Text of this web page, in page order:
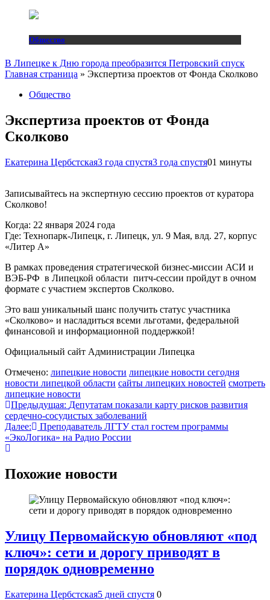
Общество
В Липецке к Дню города преобразится Петровский спуск
Главная страница » Экспертиза проектов от Фонда Сколково
Общество
Экспертиза проектов от Фонда
Сколково
Екатерина Цербстская3 года спустя3 года спустя01 минуты
Записывайтесь на экспертную сессию проектов от куратора
Сколково!
Когда: 22 января 2024 года
Где: Технопарк-Липецк, г. Липецк, ул. 9 Мая, влд. 27, корпус
«Литер А»
В рамках проведения стратегической бизнес-миссии АСИ и
ВЭБ-РФ в Липецкой области питч-сессии пройдут в очном
формате с участием экспертов Сколково.
Это ваш уникальный шанс получить статус участника
«Сколково» и насладиться всеми льготами, федеральной
финансовой и информационной поддержкой!
Официальный сайт Администрации Липецка
Отмечено: липецкие новости липецкие новости сегодня
новости липецкой области сайты липецких новостей смотреть
липецкие новости
Навигация
по
записям
Предыдущая: Депутатам показали карту рисков развития
сердечно-сосудистых заболеваний
Далее:
Преподаватель ЛГТУ стал гостем программы
«ЭкоЛогика» на Радио России
Похожие новости
Улицу Первомайскую обновляют «под
ключ»: сети и дорогу приводят в
порядок одновременно
Екатерина Цербстская5 дней спустя 0